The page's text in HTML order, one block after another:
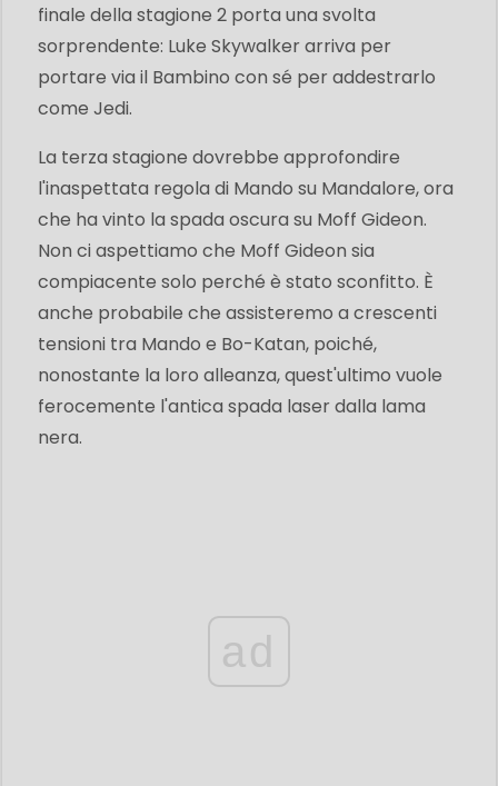
finale della stagione 2 porta una svolta
sorprendente: Luke Skywalker arriva per
portare via il Bambino con sé per addestrarlo
come Jedi.
La terza stagione dovrebbe approfondire
l'inaspettata regola di Mando su Mandalore, ora
che ha vinto la spada oscura su Moff Gideon.
Non ci aspettiamo che Moff Gideon sia
compiacente solo perché è stato sconfitto. È
anche probabile che assisteremo a crescenti
tensioni tra Mando e Bo-Katan, poiché,
nonostante la loro alleanza, quest'ultimo vuole
ferocemente l'antica spada laser dalla lama
nera.
ad